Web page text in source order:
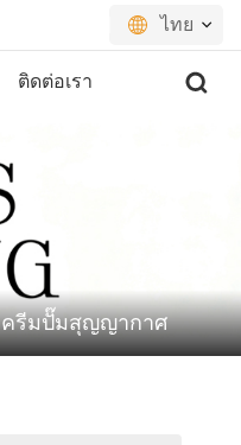
ไทย
русский
español
português
ติดต่อเรา
รีมปั๊มสุญญากาศ